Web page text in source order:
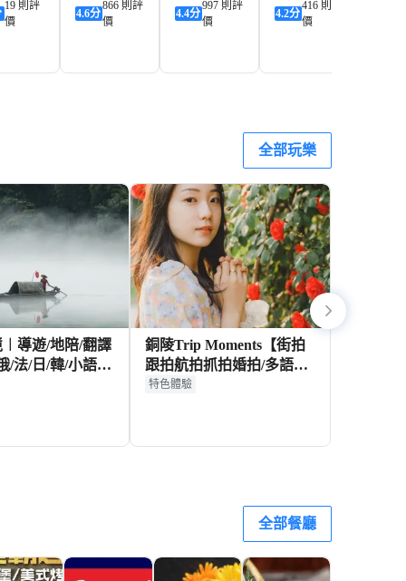
19 則評
價
安區店)
4.6分
866 則評
價
下步行街
4.4分
997 則評
價
路店)
4.2分
416 則評
價
全部玩樂
導遊/地陪/翻譯
/法/日/韓/小語種
銅陵Trip Moments【街拍
跟拍航拍抓拍婚拍/多語言
翻譯攝影師/攝影攝像/底片
特色體驗
全部餐廳